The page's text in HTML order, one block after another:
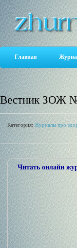
Главная
Вестник ЗОЖ
Категория:Журналы про
Читать онлайн